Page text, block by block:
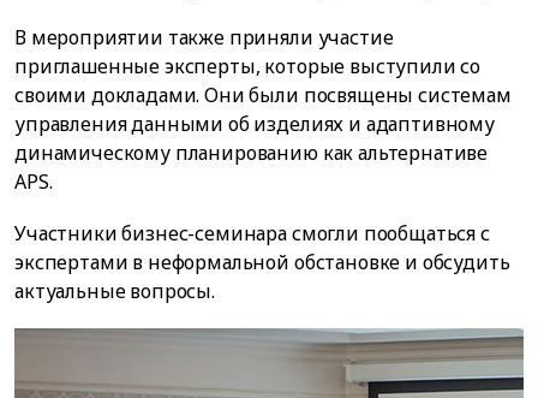
В мероприятии также приняли участие
приглашенные эксперты, которые выступили со
своими докладами. Они были посвящены системам
управления данными об изделиях и адаптивному
динамическому планированию как альтернативе
APS.
Участники бизнес-семинара смогли пообщаться с
экспертами в неформальной обстановке и обсудить
актуальные вопросы.